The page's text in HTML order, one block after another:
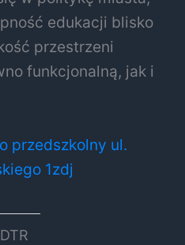
edukacji blisko
przestrzeni
funkcjonalną, jak i